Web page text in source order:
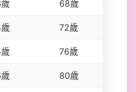
68歲
72歲
76歲
80歲